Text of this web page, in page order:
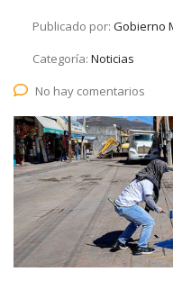
Publicado por: Gobierno
Categoría: Noticias
No hay comentarios